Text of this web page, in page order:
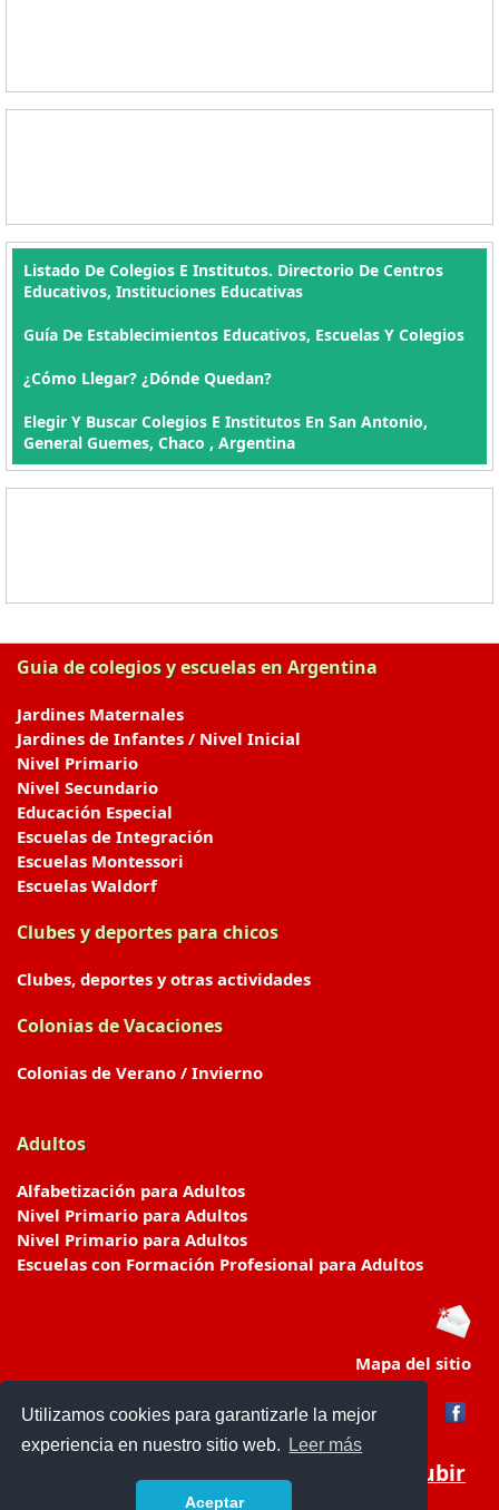
Utilizamos cookies para garantizarle la mejor
experiencia en nuestro sitio web.
Leer más
Aceptar
Listado De Colegios E Institutos. Directorio De Centros
Educativos, Instituciones Educativas
Guía De Establecimientos Educativos, Escuelas Y Colegios
¿Cómo Llegar? ¿Dónde Quedan?
Elegir Y Buscar Colegios E Institutos En San Antonio,
General Guemes, Chaco , Argentina
Guia de colegios y escuelas en Argentina
Jardines Maternales
Jardines de Infantes / Nivel Inicial
Nivel Primario
Nivel Secundario
Educación Especial
Escuelas de Integración
Escuelas Montessori
Escuelas Waldorf
Clubes y deportes para chicos
Clubes, deportes y otras actividades
Colonias de Vacaciones
Colonias de Verano / Invierno
Adultos
Alfabetización para Adultos
Nivel Primario para Adultos
Nivel Primario para Adultos
Escuelas con Formación Profesional para Adultos
Mapa del sitio
Subir